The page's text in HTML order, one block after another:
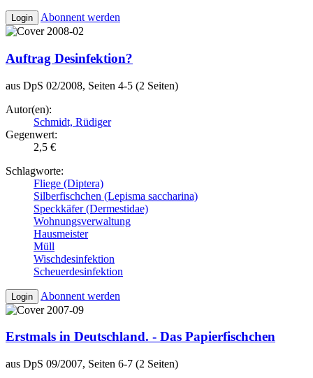
Login Abonnent werden
Auftrag Desinfektion?
aus DpS 02/2008, Seiten 4-5 (2 Seiten)
Autor(en):
Schmidt, Rüdiger
Gegenwert:
2,5 €
Schlagworte:
Fliege (Diptera)
Silberfischchen (Lepisma saccharina)
Speckkäfer (Dermestidae)
Wohnungsverwaltung
Hausmeister
Müll
Wischdesinfektion
Scheuerdesinfektion
Login Abonnent werden
Erstmals in Deutschland. - Das Papierfischchen
aus DpS 09/2007, Seiten 6-7 (2 Seiten)